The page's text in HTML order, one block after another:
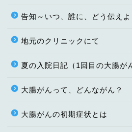
告知～いつ、誰に、どう伝えよ
地元のクリニックにて
夏の入院日記（1回目の大腸が
大腸がんって、どんながん？
大腸がんの初期症状とは